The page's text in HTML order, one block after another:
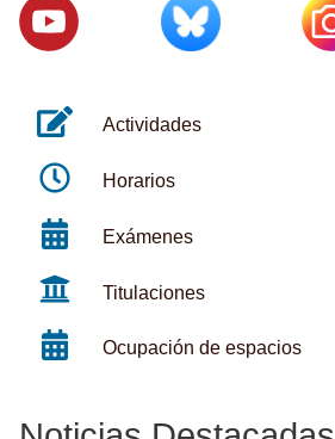
Actividades
Horarios
Exámenes
Titulaciones
Ocupación de espacios